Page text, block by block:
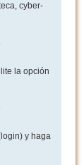
cyber-
la opción
y haga